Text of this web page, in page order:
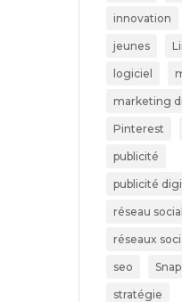
innovation
jeunes
logiciel
marketing
Pinterest
publicité
publicité
réseau social
réseaux
seo
stratégie